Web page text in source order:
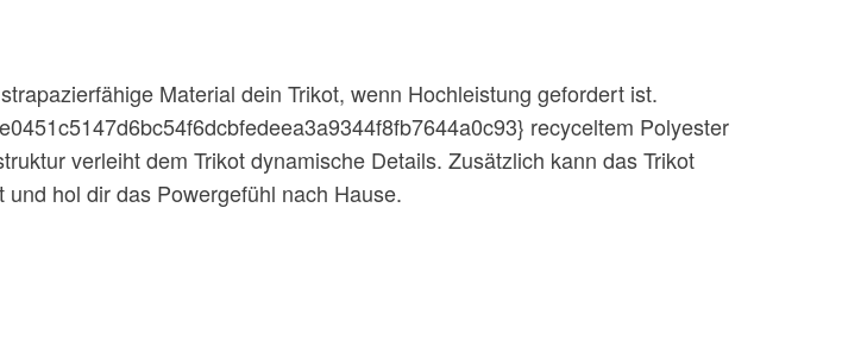
Material dein Trikot, wenn Hochleistung gefordert ist.
recyceltem Polyester
verleiht dem Trikot dynamische Details. Zusätzlich kann das Trikot
hol dir das Powergefühl nach Hause.